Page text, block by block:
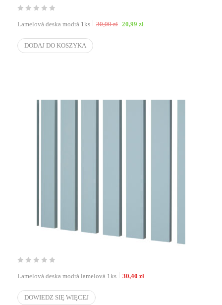
Lamelová deska modrá 1ks 30,00zł Pierwotna cena wynosiła: 30,00 zł.
20,99 zł
DODAJ DO KOSZYKA
Lamelová deska modrá lamelová 1ks 30,40 zł
DOWIEDZ SIĘ WIĘCEJ